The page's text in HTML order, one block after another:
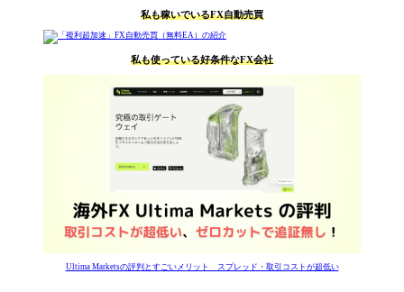
私も稼いでいるFX自動売買
私も使っている好条件なFX会社
Ultima Marketsの評判とすごいメリット スプレッド・取引コストが超低い